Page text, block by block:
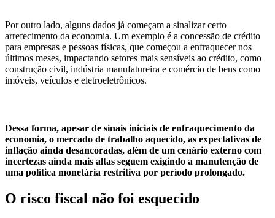
Por outro lado, alguns dados já começam a sinalizar certo
arrefecimento da economia. Um exemplo é a concessão de crédito
para empresas e pessoas físicas, que começou a enfraquecer nos
últimos meses, impactando setores mais sensíveis ao crédito, como
construção civil, indústria manufatureira e comércio de bens como
imóveis, veículos e eletroeletrônicos.
Dessa forma, apesar de sinais iniciais de enfraquecimento da
economia, o mercado de trabalho aquecido, as expectativas de
inflação ainda desancoradas, além de um cenário externo com
incertezas ainda mais altas seguem exigindo a manutenção de
uma política monetária restritiva por período prolongado.
O risco fiscal não foi esquecido